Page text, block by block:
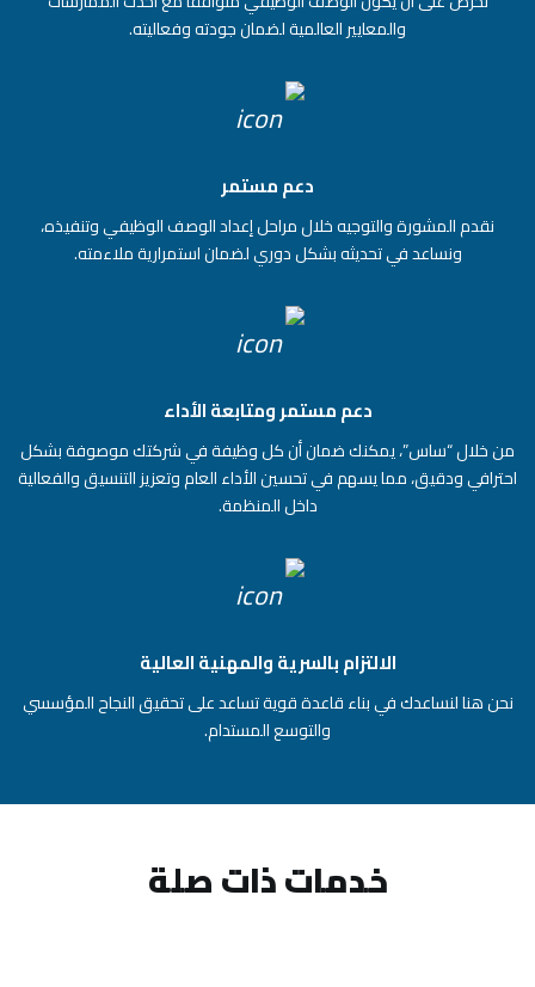
والمعايير العالمية لضمان جودته وفعاليته.
دعم مستمر
نقدم المشورة والتوجيه خلال مراحل إعداد الوصف الوظيفي وتنفيذه،
ونساعد في تحديثه بشكل دوري لضمان استمرارية ملاءمته.
دعم مستمر ومتابعة الأداء
من خلال “ساس”، يمكنك ضمان أن كل وظيفة في شركتك موصوفة بشكل
احترافي ودقيق، مما يسهم في تحسين الأداء العام وتعزيز التنسيق والفعالية
داخل المنظمة.
الالتزام بالسرية والمهنية العالية
نحن هنا لنساعدك في بناء قاعدة قوية تساعد على تحقيق النجاح المؤسسي
والتوسع المستدام.
خدمات ذات صلة